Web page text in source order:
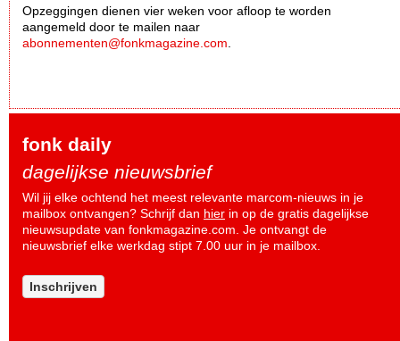
Opzeggingen dienen vier weken voor afloop te worden
aangemeld door te mailen naar
abonnementen@fonkmagazine.com
fonk daily
dagelijkse nieuwsbrief
Wil jij elke ochtend het meest relevante marcom-nieuws in je
mailbox ontvangen? Schrijf dan hier in op de gratis dagelijkse
nieuwsupdate van fonkmagazine.com. Je ontvangt de
nieuwsbrief elke werkdag stipt 7.00 uur in je mailbox.
Inschrijven